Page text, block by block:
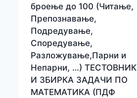
броење до 100 (Читање,
Препознавање,
Подредување,
Споредување,
Разложување,Парни и
Непарни, …) ТЕСТОВНИК
И ЗБИРКА ЗАДАЧИ ПО
МАТЕМАТИКА (ПДФ